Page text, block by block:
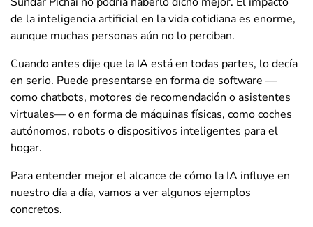
de la inteligencia artificial en la vida cotidiana es enorme,
aunque muchas personas aún no lo perciban.
Cuando antes dije que la IA está en todas partes, lo decía
en serio. Puede presentarse en forma de software —
como chatbots, motores de recomendación o asistentes
virtuales— o en forma de máquinas físicas, como coches
autónomos, robots o dispositivos inteligentes para el
hogar.
Para entender mejor el alcance de cómo la IA influye en
nuestro día a día, vamos a ver algunos ejemplos
concretos.